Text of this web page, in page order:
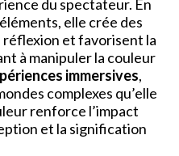
du spectateur. En
elle crée des
et favorisent la
à manipuler la couleur
immersives,
complexes qu’elle
renforce l’impact
et la signification